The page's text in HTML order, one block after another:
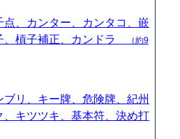
点、カンター、カンタコ、嵌
、槓子補正、カンドラ
（約9
ブリ、キー牌、危険牌、紀州
、キツツキ、基本符、決め打